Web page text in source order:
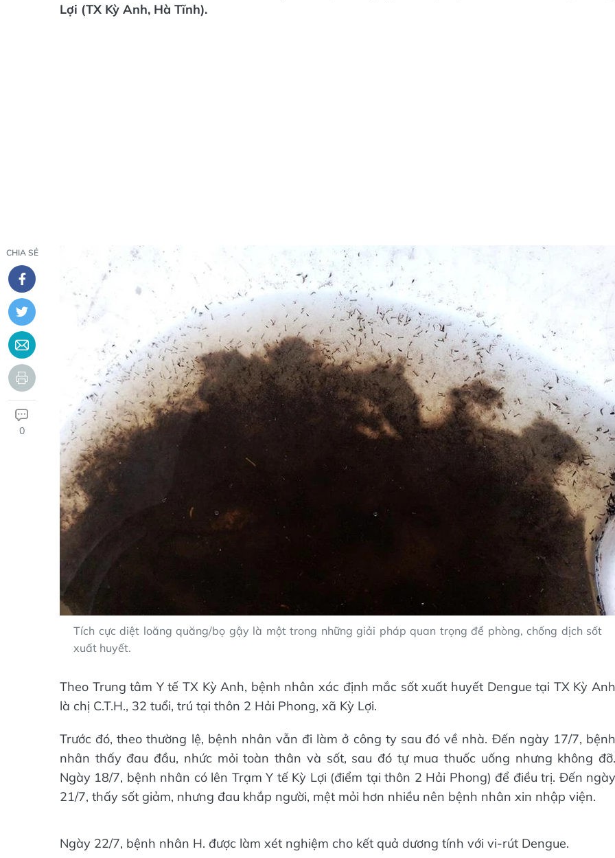
Lợi (TX Kỳ Anh, Hà Tĩnh).
CHIA SẺ
0
Tích cực diệt loăng quăng/bọ gậy là một trong những giải pháp quan trọng để phòng, chống dịch sốt
xuất huyết.
Theo Trung tâm Y tế TX Kỳ Anh, bệnh nhân xác định mắc sốt xuất huyết Dengue tại TX Kỳ Anh
là chị C.T.H., 32 tuổi, trú tại thôn 2 Hải Phong, xã Kỳ Lợi.
Trước đó, theo thường lệ, bệnh nhân vẫn đi làm ở công ty sau đó về nhà. Đến ngày 17/7, bệnh
nhân thấy đau đầu, nhức mỏi toàn thân và sốt, sau đó tự mua thuốc uống nhưng không đỡ.
Ngày 18/7, bệnh nhân có lên Trạm Y tế Kỳ Lợi (điểm tại thôn 2 Hải Phong) để điều trị. Đến ngày
21/7, thấy sốt giảm, nhưng đau khắp người, mệt mỏi hơn nhiều nên bệnh nhân xin nhập viện.
Ngày 22/7, bệnh nhân H. được làm xét nghiệm cho kết quả dương tính với vi-rút Dengue.